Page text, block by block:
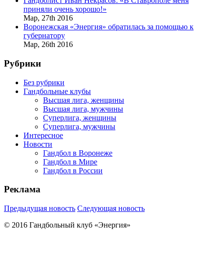
приняли очень хорошо!»
Мар, 27th 2016
Воронежская «Энергия» обратилась за помощью к
губернатору
Мар, 26th 2016
Рубрики
Без рубрики
Гандбольные клубы
Высшая лига, женщины
Высшая лига, мужчины
Суперлига, женщины
Суперлига, мужчины
Интересное
Новости
Гандбол в Воронеже
Гандбол в Мире
Гандбол в России
Реклама
Предыдущая новость Следующая новость
© 2016 Гандбольный клуб «Энергия»